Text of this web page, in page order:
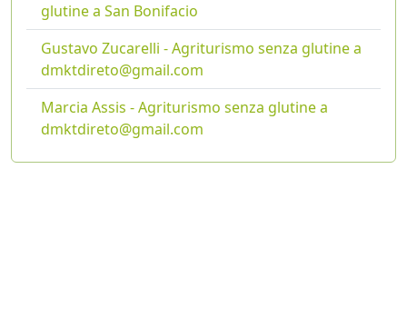
glutine a San Bonifacio
Gustavo Zucarelli - Agriturismo senza glutine a
dmktdireto@gmail.com
Marcia Assis - Agriturismo senza glutine a
dmktdireto@gmail.com